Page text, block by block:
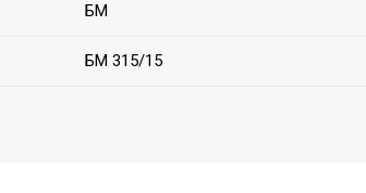
БМ
БМ 315/15